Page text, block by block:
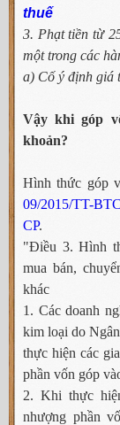
thuế
3. Phạt tiền từ
một trong các
a) Cố ý định giá
Vậy khi góp
khoản?
Hình thức góp
09/2015/TT-BTC
CP.
"Điều 3. Hình
mua bán,
khác
1. Các doanh
kim loại do
thực hiện các
phần vốn góp
2. Khi thực
nhượng phần